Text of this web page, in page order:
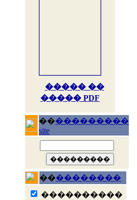
����� ��
����� PDF
�����������
site
����������
����������